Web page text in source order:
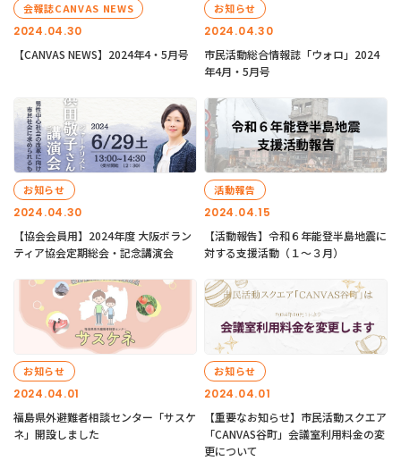
2024.04.30
会報誌CANVAS NEWS
【CANVAS NEWS】2024年4・5月号
2024.04.30
お知らせ
市民活動総合情報誌「ウォロ」2024
年4月・5月号
2024.04.30
お知らせ
【協会会員用】2024年度 大阪ボラン
ティア協会定期総会・記念講演会
2024.04.15
活動報告
【活動報告】令和６年能登半島地震に
対する支援活動（１〜３月）
2024.04.01
お知らせ
福島県外避難者相談センター「サスケ
ネ」開設しました
2024.04.01
お知らせ
【重要なお知らせ】市民活動スクエア
「CANVAS谷町」会議室利用料金の変
更について